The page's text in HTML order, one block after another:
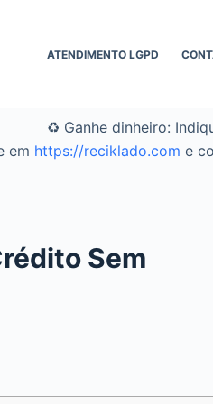
ATENDIMENTO LGPD
♻️ Ganhe dinheiro:
em https://reciklado.com e
Sem